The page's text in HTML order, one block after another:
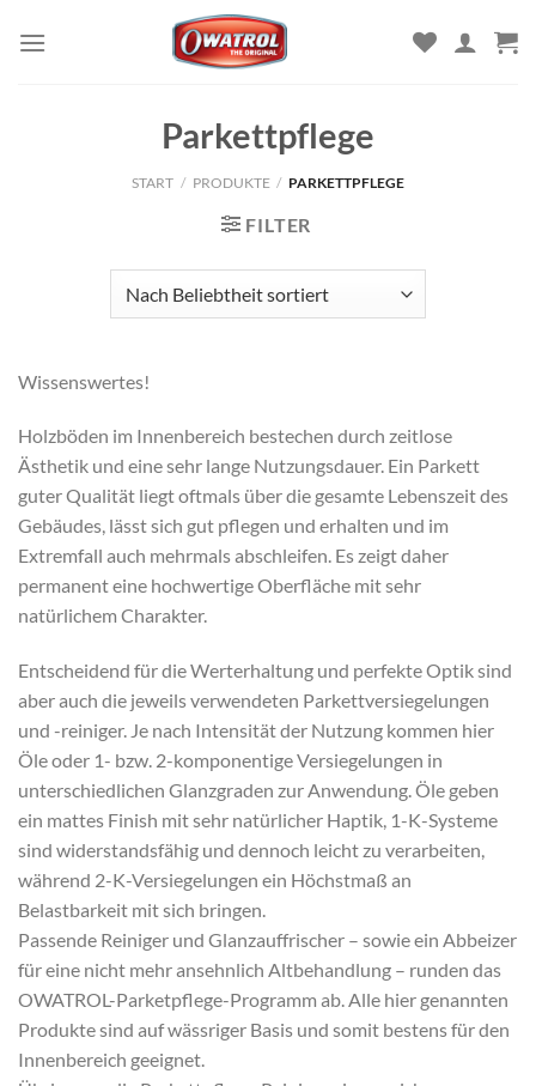
Inhalt
Parkettpflege
START / PRODUKTE / PARKETTPFLEGE
FILTER
Wissenswertes!
Holzböden im Innenbereich bestechen durch zeitlose
Ästhetik und eine sehr lange Nutzungsdauer. Ein Parkett
guter Qualität liegt oftmals über die gesamte Lebenszeit des
Gebäudes, lässt sich gut pflegen und erhalten und im
Extremfall auch mehrmals abschleifen. Es zeigt daher
permanent eine hochwertige Oberfläche mit sehr
natürlichem Charakter.
Entscheidend für die Werterhaltung und perfekte Optik sind
aber auch die jeweils verwendeten Parkettversiegelungen
und -reiniger. Je nach Intensität der Nutzung kommen hier
Öle oder 1- bzw. 2-komponentige Versiegelungen in
unterschiedlichen Glanzgraden zur Anwendung. Öle geben
ein mattes Finish mit sehr natürlicher Haptik, 1-K-Systeme
sind widerstandsfähig und dennoch leicht zu verarbeiten,
während 2-K-Versiegelungen ein Höchstmaß an
Belastbarkeit mit sich bringen.
Passende Reiniger und Glanzauffrischer – sowie ein Abbeizer
für eine nicht mehr ansehnlich Altbehandlung – runden das
OWATROL-Parketpflege-Programm ab. Alle hier genannten
Produkte sind auf wässriger Basis und somit bestens für den
Innenbereich geeignet.